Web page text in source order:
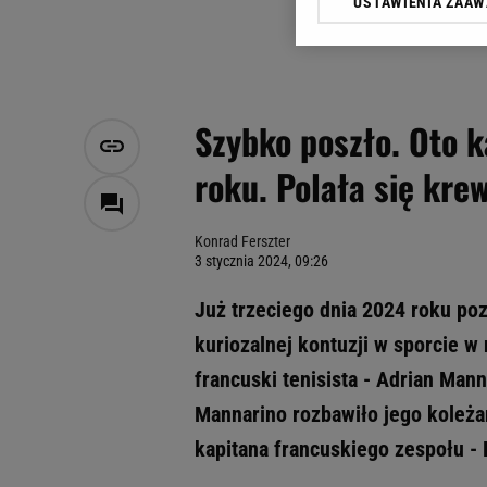
Szybko poszło. Oto
roku. Polała się
Konrad Ferszter
3 stycznia 2024, 09:26
Już trzeciego dnia 2024 roku
kuriozalnej kontuzji w sporcie w
francuski tenisista - Adrian
Mannarino rozbawiło jego
kapitana francuskiego zespołu -
Klikając „Akceptuję”
Zaufanych Partnerów i
My, nasi Zaufani
Użycie dokładnych
Przechowywanie
badnie odbiorców i